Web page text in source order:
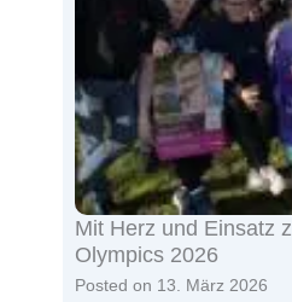
Mit Herz und Einsatz
Olympics 2026
Posted on 13. März 2026